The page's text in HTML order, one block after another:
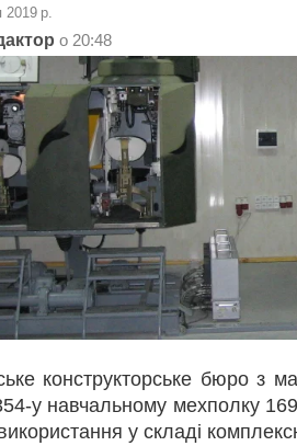
р.
о 20:48
конструкторське бюро
у навчальному мехполку
у складі